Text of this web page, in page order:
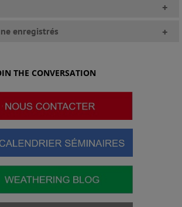
+
enregistrés +
THE CONVERSATION